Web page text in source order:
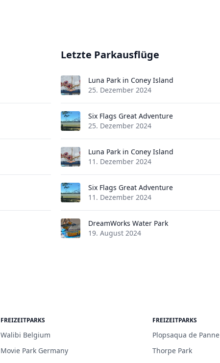
Letzte Parkausflüge
Luna Park in Coney Island
25. Dezember 2024
Six Flags Great Adventure
25. Dezember 2024
Luna Park in Coney Island
11. Dezember 2024
Six Flags Great Adventure
11. Dezember 2024
DreamWorks Water Park
19. August 2024
FREIZEITPARKS
Walibi Belgium
Movie Park Germany
FREIZEITPARKS
Plopsaqua de Panne
Thorpe Park